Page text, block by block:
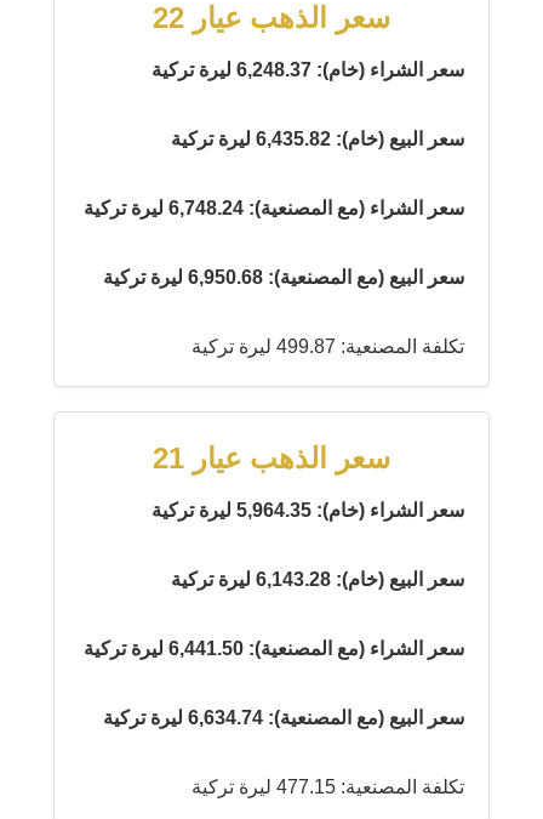
سعر الذهب عيار 22
سعر الشراء (خام): 6,248.37 ليرة تركية
سعر البيع (خام): 6,435.82 ليرة تركية
سعر الشراء (مع المصنعية): 6,748.24 ليرة تركية
سعر البيع (مع المصنعية): 6,950.68 ليرة تركية
تكلفة المصنعية: 499.87 ليرة تركية
سعر الذهب عيار 21
سعر الشراء (خام): 5,964.35 ليرة تركية
سعر البيع (خام): 6,143.28 ليرة تركية
سعر الشراء (مع المصنعية): 6,441.50 ليرة تركية
سعر البيع (مع المصنعية): 6,634.74 ليرة تركية
تكلفة المصنعية: 477.15 ليرة تركية